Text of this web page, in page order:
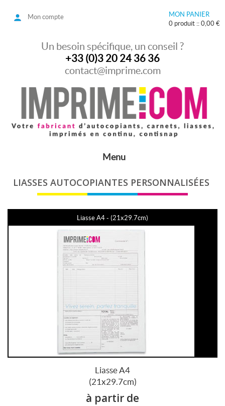
Un besoin spécifique, un conseil ?
+33 (0)3 20 24 36 36
contact@imprime.com
Mon compte
MON PANIER
0 produit :: 0,00 €
Menu
LIASSES AUTOCOPIANTES PERSONNALISÉES
Liasse A4 - (21x29.7cm)
Liasse A4
(21x29.7cm)
à partir de